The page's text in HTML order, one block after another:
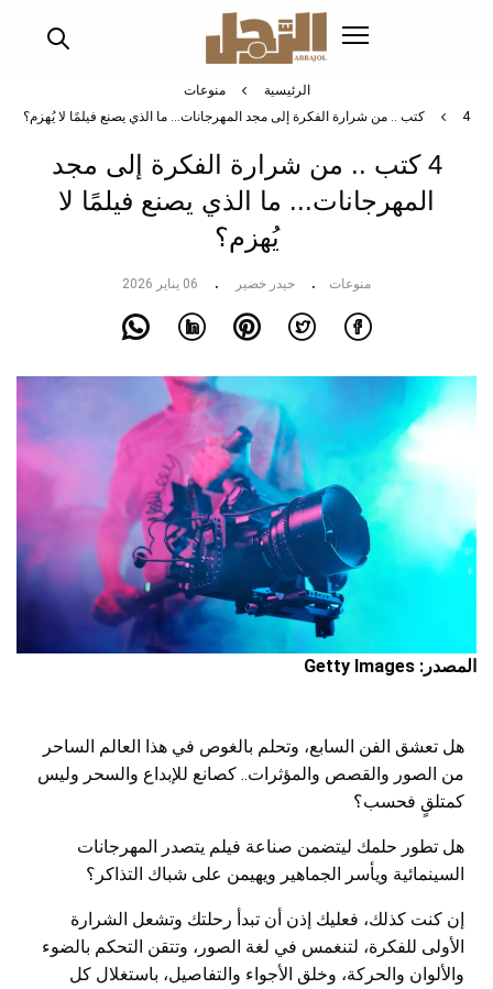
الرئيسية
منوعات
4 كتب .. من شرارة الفكرة إلى مجد المهرجانات... ما الذي يصنع فيلمًا لا يُهزم؟
4 كتب .. من شرارة الفكرة إلى مجد
المهرجانات... ما الذي يصنع فيلمًا لا
يُهزم؟
منوعات حيدر خضير 06 يناير 2026
المصدر: Getty Images
هل تعشق الفن السابع، وتحلم بالغوص في هذا العالم الساحر
من الصور والقصص والمؤثرات.. كصانع للإبداع والسحر وليس
كمتلقٍ فحسب؟
هل تطور حلمك ليتضمن صناعة فيلم يتصدر المهرجانات
السينمائية ويأسر الجماهير ويهيمن على شباك التذاكر؟
إن كنت كذلك، فعليك إذن أن تبدأ رحلتك وتشعل الشرارة
الأولى للفكرة، لتنغمس في لغة الصور، وتتقن التحكم بالضوء
والألوان والحركة، وخلق الأجواء والتفاصيل، باستغلال كل